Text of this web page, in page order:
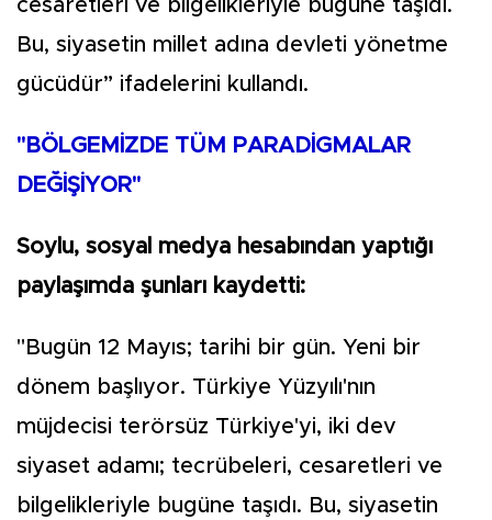
cesaretleri ve bilgelikleriyle bugüne taşıdı.
Bu, siyasetin millet adına devleti yönetme
gücüdür” ifadelerini kullandı.
"BÖLGEMİZDE TÜM PARADİGMALAR
DEĞİŞİYOR"
Soylu, sosyal medya hesabından yaptığı
paylaşımda şunları kaydetti:
"Bugün 12 Mayıs; tarihi bir gün. Yeni bir
dönem başlıyor. Türkiye Yüzyılı'nın
müjdecisi terörsüz Türkiye'yi, iki dev
siyaset adamı; tecrübeleri, cesaretleri ve
bilgelikleriyle bugüne taşıdı. Bu, siyasetin